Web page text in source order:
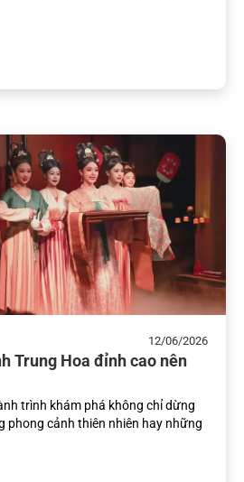
12/06/2026
Trung Hoa đỉnh cao nên
trình khám phá không chỉ dừng
phong cảnh thiên nhiên hay những